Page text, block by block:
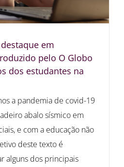
em
pelo O Globo
dos estudantes na
a pandemia de covid-19
abalo sísmico em
e com a educação não
deste texto é
alguns dos principais